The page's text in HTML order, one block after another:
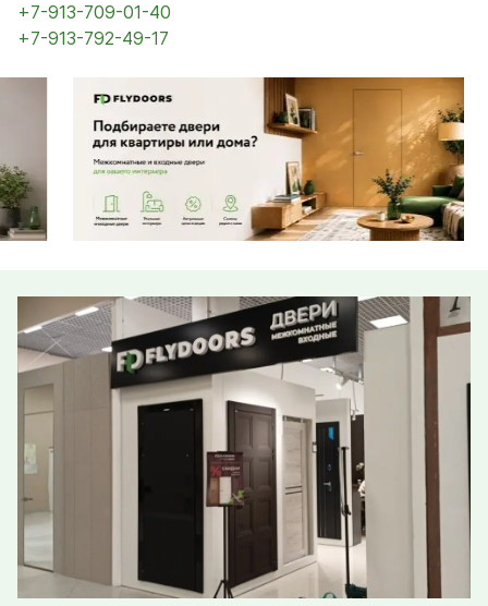
+7-913-709-01-40
+7-913-792-49-17